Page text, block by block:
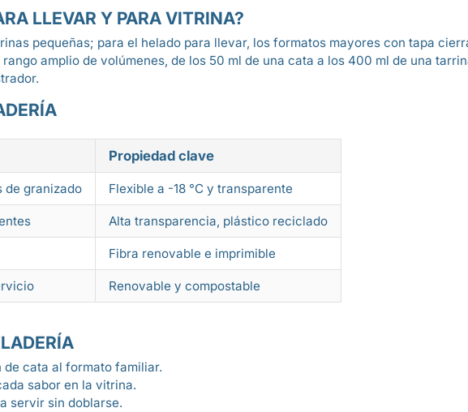
LLEVAR Y PARA VITRINA?
pequeñas; para el helado para llevar, los formatos mayores con tapa
amplio de volúmenes, de los 50 ml de una cata a los 400 ml de una
Propiedad clave
de granizado Flexible a -18 °C y transparente
Alta transparencia, plástico reciclado
Fibra renovable e imprimible
Renovable y compostable
cata al formato familiar.
sabor en la vitrina.
servir sin doblarse.